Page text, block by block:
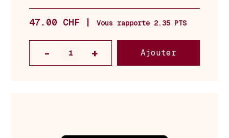
47.00 CHF | Vous rapporte 2.35 PTS
Ajouter